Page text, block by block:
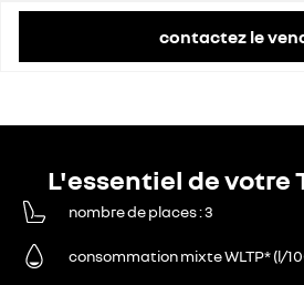
contactez le
L'essentiel de votre
nombre de places 3
consommation mixte WLTP* (l/